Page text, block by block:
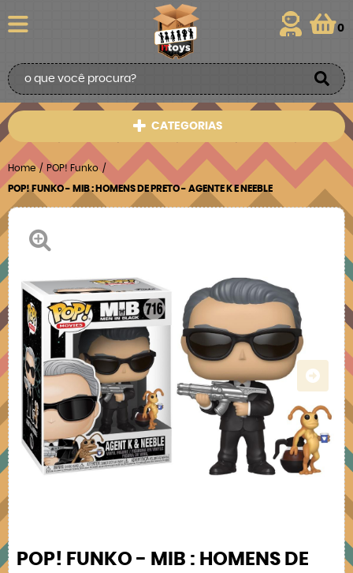
0
CATEGORIAS
Home POP! Funko
POP! FUNKO - MIB : HOMENS DE PRETO - AGENTE K E NEEBLE
POP! FUNKO - MIB : HOMENS DE